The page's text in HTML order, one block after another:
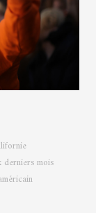
derniers mois